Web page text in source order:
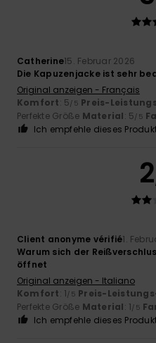
Catherine15. Februar 2026
Die Kapuzenjacke ist sehr
Original anzeigen - Français
Komfort: 5/5 Preis-
Perfekte Größe Material: 5/5
Ich empfehle dieses
2
Client anonyme vérifié1.
Warum sich der
öffnet
Original anzeigen - Italiano
Komfort: 1/5 Preis-
Perfekte Größe Material: 1/5
Ich empfehle dieses